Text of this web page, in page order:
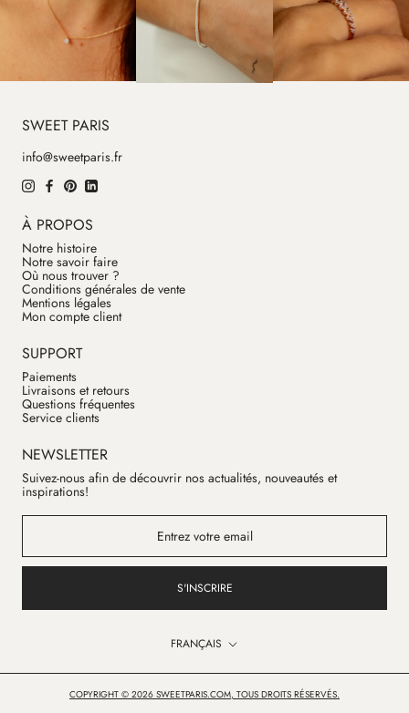
SWEET PARIS
info@sweetparis.fr
À PROPOS
Notre histoire
Notre savoir faire
Où nous trouver ?
Conditions générales de vente
Mentions légales
Mon compte client
SUPPORT
Paiements
Livraisons et retours
Questions fréquentes
Service clients
NEWSLETTER
Suivez-nous afin de découvrir nos actualités, nouveautés et
inspirations!
S'INSCRIRE
Langue
FRANÇAIS
COPYRIGHT © 2026 SWEETPARIS.COM, TOUS DROITS RÉSERVÉS.